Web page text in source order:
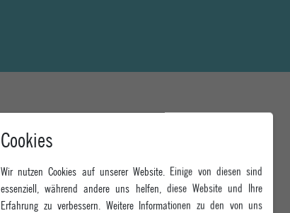
DAS KÖNNTE DIR AUCH GEFALLEN
Cookies
Wir nutzen Cookies auf unserer Website. Einige von diesen sind
essenziell, während andere uns helfen, diese Website und Ihre
Erfahrung zu verbessern. Weitere Informationen zu den von uns